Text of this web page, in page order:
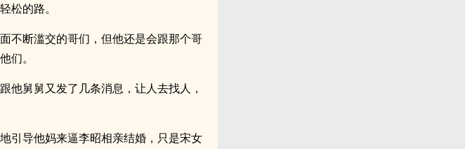
松的路。
不断滥交的哥们，但他还是会跟那个哥
们。
他舅舅又发了几条消息，让人去找人，
引导他妈来逼李昭相亲结婚，只是宋女